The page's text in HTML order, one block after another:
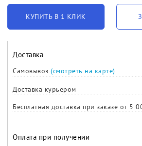
КУПИТЬ В 1 КЛИК
Доставка
Самовывоз (смотреть на карте)
Доставка курьером
Бесплатная доставка при заказе от 5
Оплата при получении